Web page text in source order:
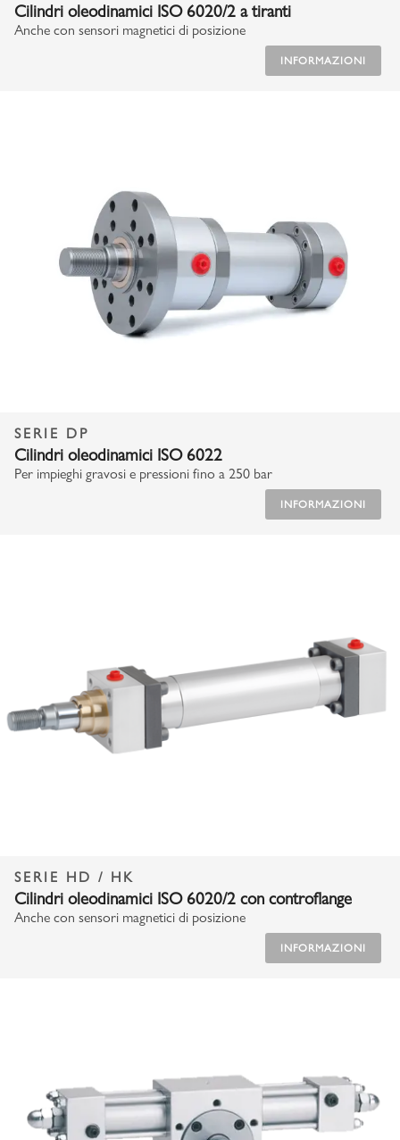
Cilindri oleodinamici ISO 6020/2 a tiranti
Anche con sensori magnetici di posizione
INFORMAZIONI
SERIE DP
Cilindri oleodinamici ISO 6022
Per impieghi gravosi e pressioni fino a 250 bar
INFORMAZIONI
SERIE HD / HK
Cilindri oleodinamici ISO 6020/2 con controflange
Anche con sensori magnetici di posizione
INFORMAZIONI